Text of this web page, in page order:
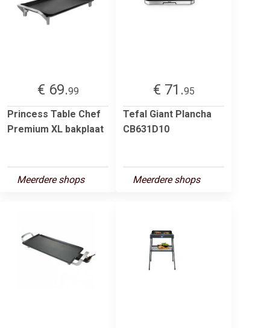
€ 69.99
Princess Table Chef
Premium XL bakplaat
Meerdere shops
€ 71.95
Tefal Giant Plancha
CB631D10
Meerdere shops